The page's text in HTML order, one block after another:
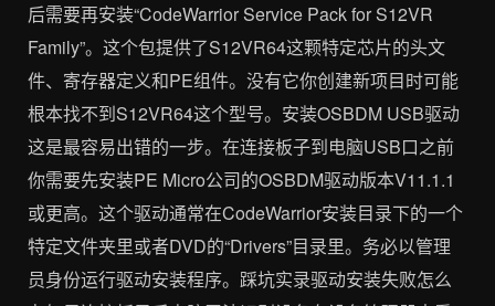
后需要再安装“CodeWarrior Service Pack for S12VR
Family”。这个包提供了S12VR64这颗特定芯片的头文
件、寄存器定义和PE组件。没有它你创建新项目时可能
根本找不到S12VR64这个型号。安装OSBDM USB驱动
这是最容易出错的一步。在连接板子到电脑USB口之前
你需要先安装PE Micro公司的OSBDM驱动版本V11.1.1
或更高。这个驱动通常在CodeWarrior安装目录下的一个
特定文件夹里或者DVD的“Drivers”目录里。务必以管理
员身份运行驱动安装程序。踩坑实录驱动安装失败怎么